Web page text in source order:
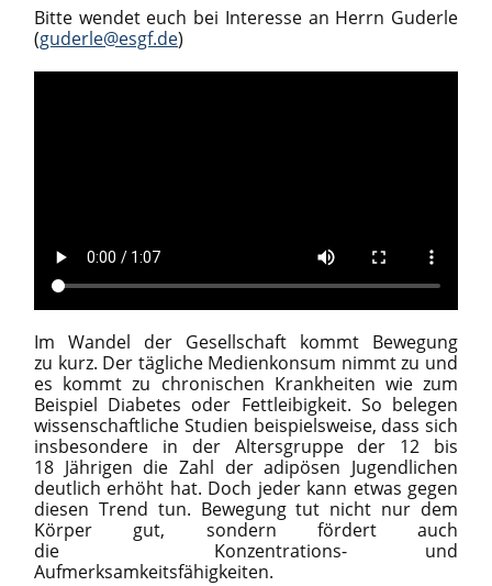
Bitte wendet euch bei Interesse an Herrn Guderle
(guderle@esgf.de)
Im Wandel der Gesellschaft kommt Bewegung
zu kurz. Der tägliche Medienkonsum nimmt zu und
es kommt zu chronischen Krankheiten wie zum
Beispiel Diabetes oder Fettleibigkeit. So belegen
wissenschaftliche Studien beispielsweise, dass sich
insbesondere in der Altersgruppe der 12 bis
18 Jährigen die Zahl der adipösen Jugendlichen
deutlich erhöht hat. Doch jeder kann etwas gegen
diesen Trend tun. Bewegung tut nicht nur dem
Körper gut, sondern fördert auch
die Konzentrations- und
Aufmerksamkeitsfähigkeiten.